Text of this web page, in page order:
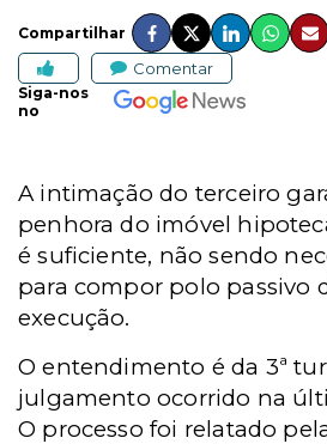
Compartilhar
Comentar
Siga-nos
no
A intimação do terceiro
penhora do imóvel
é suficiente, não sendo
para compor polo passivo
execução.
O entendimento é da 3ª
julgamento ocorrido na
O processo foi relatado